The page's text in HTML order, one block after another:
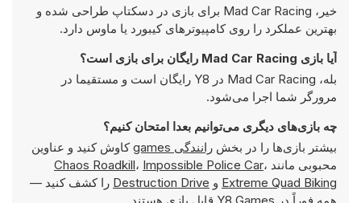
خیر، Mad Car Racing برای بازی در دسکتاپ طراحی شده و
بهترین عملکرد را روی کامپیوتر‌های کیبورد یا ماوس دارد.
آیا بازی Mad Car Racing رایگان برای بازی است؟
بله، Mad Car Racing در Y8 رایگان است و مستقیما در
مرورگر شما اجرا می‌شود.
چه بازی‌های دیگری می‌توانیم بعدا امتحان کنیم؟
بیشتر بازی‌ها را در بخش رانندگی games
کاوش کنید و عناوین
محبوبی مانند
Chaos Roadkill، Impossible Police Car،
Extreme Quad Biking و Destruction Drive را کشف کنید —